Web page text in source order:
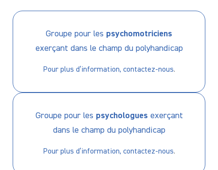
Groupe pour les psychomotriciens
exerçant dans le champ du polyhandicap
Pour plus d’information, contactez-nous.
Groupe pour les psychologues exerçant
dans le champ du polyhandicap
Pour plus d’information, contactez-nous.